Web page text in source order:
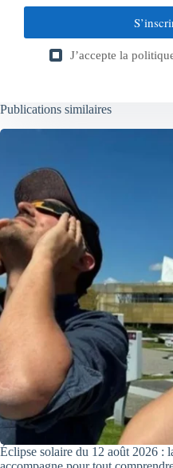
J’accepte la
Publications similaires
Éclipse solaire du 12 août 2026 :